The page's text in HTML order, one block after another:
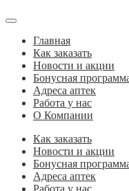
Главная
Как заказать
Новости и акции
Бонусная
Адреса аптек
Работа у нас
О Компании
Как заказать
Новости и акции
Бонусная
Адреса аптек
Работа у нас